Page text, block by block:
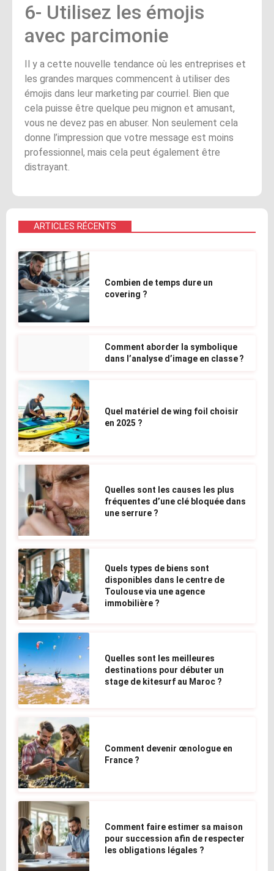
6- Utilisez les émojis
avec parcimonie
Il y a cette nouvelle tendance où les entreprises et
les grandes marques commencent à utiliser des
émojis dans leur marketing par courriel. Bien que
cela puisse être quelque peu mignon et amusant,
vous ne devez pas en abuser. Non seulement cela
donne l’impression que votre message est moins
professionnel, mais cela peut également être
distrayant.
ARTICLES RÉCENTS
Combien de temps dure un
covering ?
Comment aborder la symbolique
dans l’analyse d’image en classe ?
Quel matériel de wing foil choisir
en 2025 ?
Quelles sont les causes les plus
fréquentes d’une clé bloquée dans
une serrure ?
Quels types de biens sont
disponibles dans le centre de
Toulouse via une agence
immobilière ?
Quelles sont les meilleures
destinations pour débuter un
stage de kitesurf au Maroc ?
Comment devenir œnologue en
France ?
Comment faire estimer sa maison
pour succession afin de respecter
les obligations légales ?